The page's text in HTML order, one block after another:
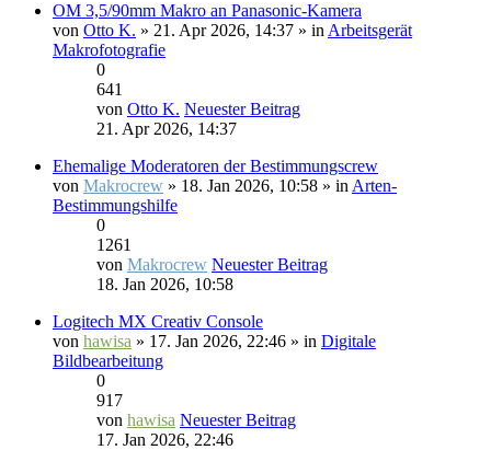
OM 3,5/90mm Makro an Panasonic-Kamera
von Otto K. » 21. Apr 2026, 14:37 » in Arbeitsgerät
Makrofotografie
0
641
von Otto K. Neuester Beitrag
21. Apr 2026, 14:37
Ehemalige Moderatoren der Bestimmungscrew
von Makrocrew » 18. Jan 2026, 10:58 » in Arten-
Bestimmungshilfe
0
1261
von Makrocrew Neuester Beitrag
18. Jan 2026, 10:58
Logitech MX Creativ Console
von hawisa » 17. Jan 2026, 22:46 » in Digitale
Bildbearbeitung
0
917
von hawisa Neuester Beitrag
17. Jan 2026, 22:46